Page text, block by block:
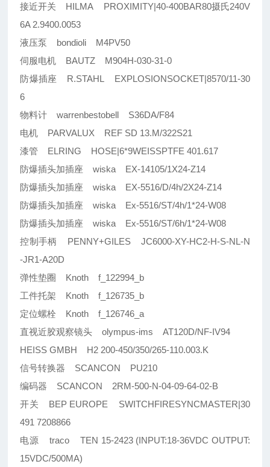
接近开关 HILMA PROXIMITY|40-400BAR80摄氏240V
6A 2.9400.0053
液压泵 bondioli M4PV50
伺服电机 BAUTZ M904H-030-31-0
防爆插座 R.STAHL EXPLOSIONSOCKET|8570/11-30
6
物料计 warrenbestobell S36DA/F84
电机 PARVALUX REF SD 13.M/322S21
漆管 ELRING HOSE|6*9WEISSPTFE 401.617
防爆插头加插座 wiska EX-14105/1X24-Z14
防爆插头加插座 wiska EX-5516/D/4h/2X24-Z14
防爆插头加插座 wiska Ex-5516/ST/4h/1*24-W08
防爆插头加插座 wiska Ex-5516/ST/6h/1*24-W08
控制手柄 PENNY+GILES JC6000-XY-HC2-H-S-NL-N
-JR1-A20D
弹性垫圈 Knoth f_122994_b
工件托架 Knoth f_126735_b
定位螺栓 Knoth f_126746_a
直视近胶观察镜头 olympus-ims AT120D/NF-IV94
HEISS GMBH H2 200-450/350/265-110.003.K
信号转换器 SCANCON PU210
编码器 SCANCON 2RM-500-N-04-09-64-02-B
开关 BEP EUROPE SWITCHFIRESYNCMASTER|30
491 7208866
电源 traco TEN 15-2423 (INPUT:18-36VDC OUTPUT:
15VDC/500MA)